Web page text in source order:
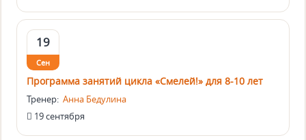
19
Сен
Программа занятий цикла «Смелей!» для 8-10 лет
Тренер: Анна Бедулина
19 сентября